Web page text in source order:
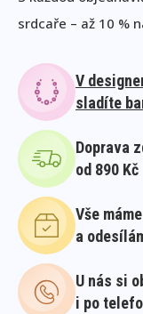
srdcaře – až 10 %
V
sladíte
Doprava
od 890 Kč
Vše
a
U nás si
i po